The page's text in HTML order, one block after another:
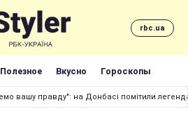
rbc.ua
Полезное Вкусно Гороскопы
вашу правду": на Донбасі помітили